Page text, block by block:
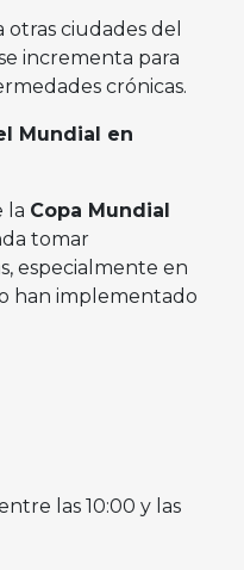
otras ciudades del
incrementa para
crónicas.
Mundial en
la Copa Mundial
tomar
especialmente en
han implementado
las 10:00 y las